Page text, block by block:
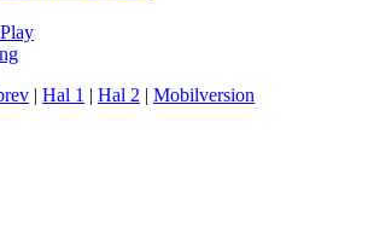
| Hal 1 | Hal 2 | Mobilversion